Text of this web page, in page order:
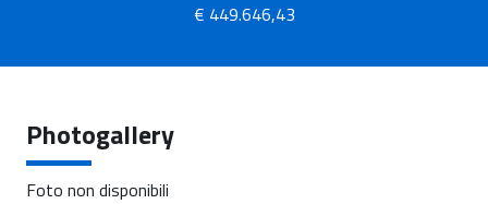
€ 449.646,43
Photogallery
Foto non disponibili